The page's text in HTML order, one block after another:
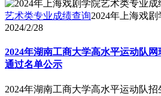
艺术类专业成绩查询2024年上海戏
2024/2/28
2024年湖南工商大学高水平运动队
通过名单公示
2024年湖南工商大学高水平运动队